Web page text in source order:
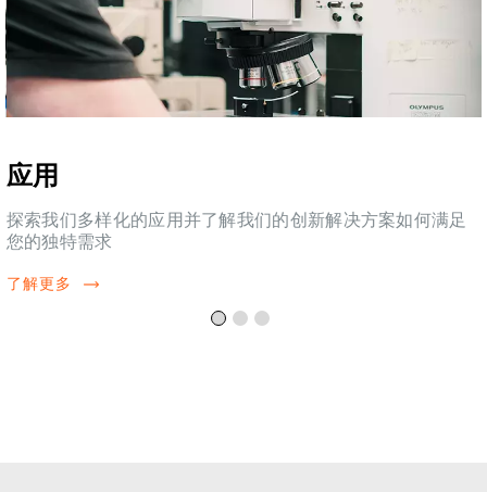
应用
探索我们多样化的应用并了解我们的创新解决方案如何满足
您的独特需求
了解更多